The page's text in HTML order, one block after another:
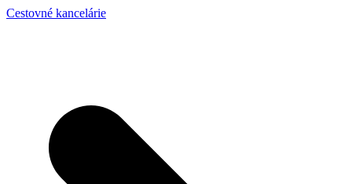
Cestovné kancelárie